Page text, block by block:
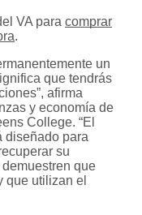
VA para comprar
.
un
que tendrás
afirma
y economía de
College. “El
diseñado para
su
que
que utilizan el